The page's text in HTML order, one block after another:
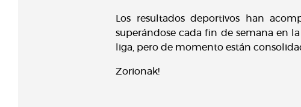
Los resultados deportivos han
superándose cada fin de semana en
liga, pero de momento están
Zorionak!